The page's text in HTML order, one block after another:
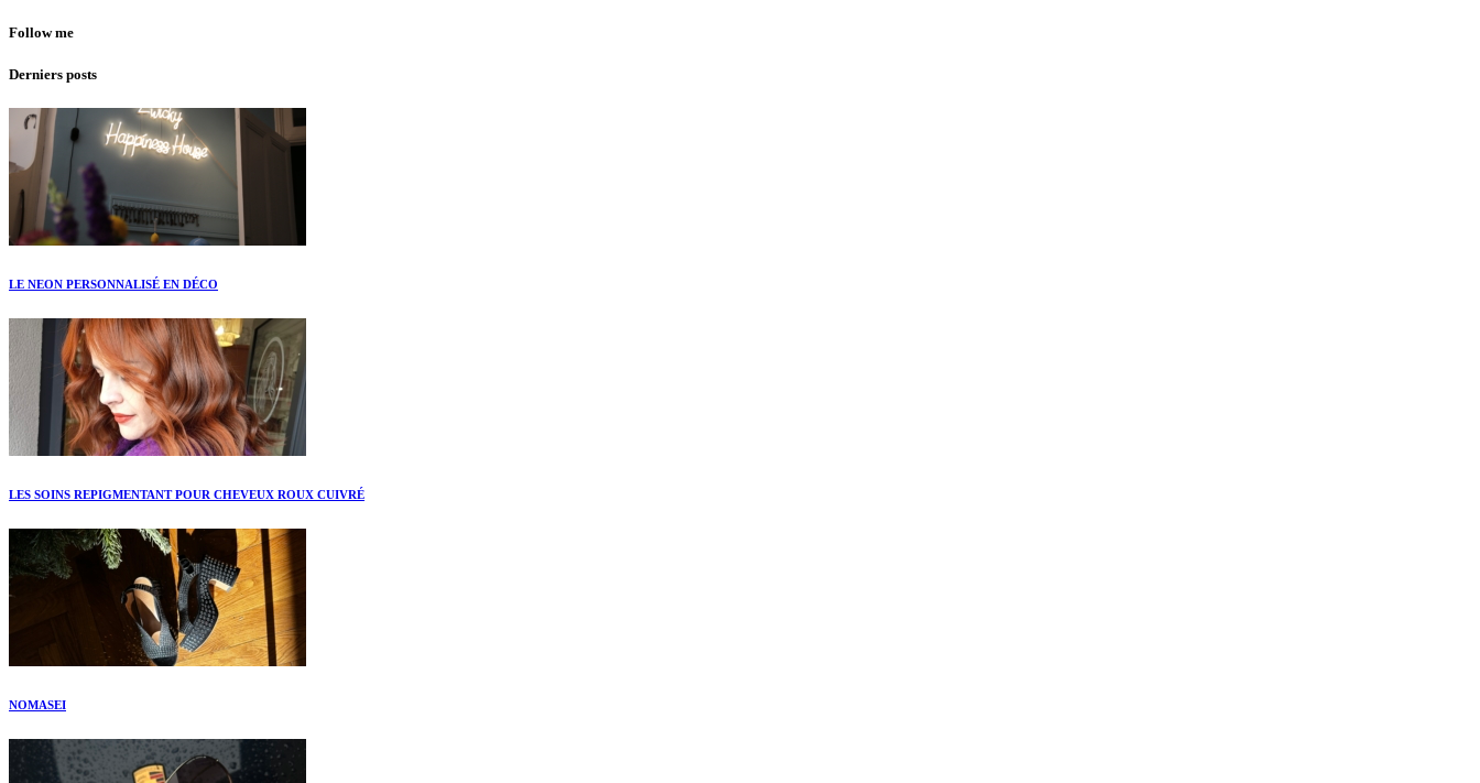
Follow me
Derniers posts
LE NEON PERSONNALISÉ EN DÉCO
LES SOINS REPIGMENTANT POUR CHEVEUX ROUX CUIVRÉ
NOMASEI